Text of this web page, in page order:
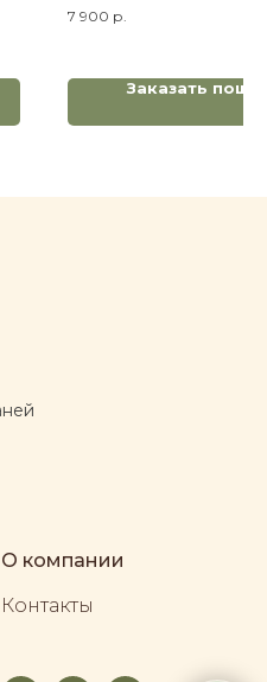
7 900 р.
Заказать
О компании
Контакты